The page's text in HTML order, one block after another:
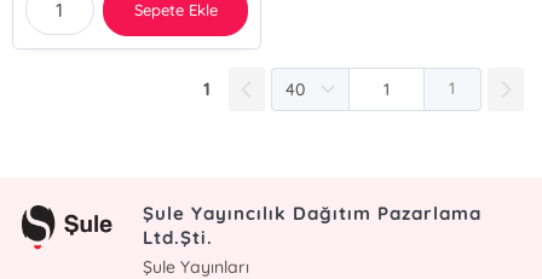
Sepete Ekle
1 1
Şule Yayıncılık Dağıtım Pazarlama
Ltd.Şti.
Şule Yayınları